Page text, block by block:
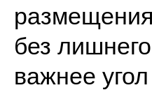
без
важнее